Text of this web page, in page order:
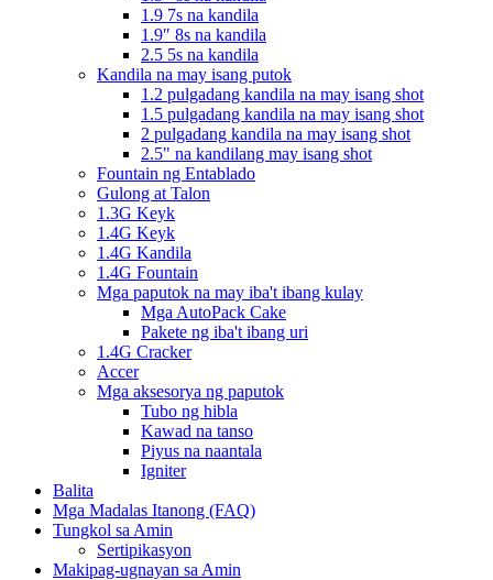
1.9 7s na kandila
1.9″ 8s na kandila
2.5 5s na kandila
Kandila na may isang putok
1.2 pulgadang kandila na may isang shot
1.5 pulgadang kandila na may isang shot
2 pulgadang kandila na may isang shot
2.5" na kandilang may isang shot
Fountain ng Entablado
Gulong at Talon
1.3G Keyk
1.4G Keyk
1.4G Kandila
1.4G Fountain
Mga paputok na may iba't ibang kulay
Mga AutoPack Cake
Pakete ng iba't ibang uri
1.4G Cracker
Accer
Mga aksesorya ng paputok
Tubo ng hibla
Kawad na tanso
Piyus na naantala
Igniter
Balita
Mga Madalas Itanong (FAQ)
Tungkol sa Amin
Sertipikasyon
Makipag-ugnayan sa Amin